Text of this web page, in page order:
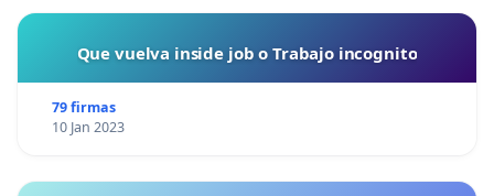
Que vuelva inside job o Trabajo incognito
79 firmas
10 Jan 2023